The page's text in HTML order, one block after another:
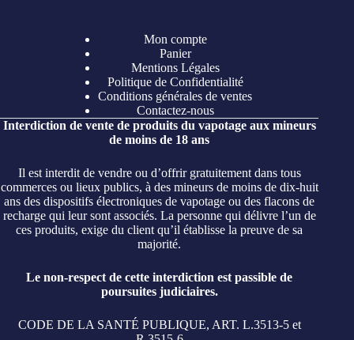
Mon compte
Panier
Mentions Légales
Politique de Confidentialité
Conditions générales de ventes
Contactez-nous
Interdiction de vente de produits du vapotage aux mineurs
de moins de 18 ans
Il est interdit de vendre ou d’offrir gratuitement dans tous
commerces ou lieux publics, à des mineurs de moins de dix-huit
ans des dispositifs électroniques de vapotage ou des flacons de
recharge qui leur sont associés. La personne qui délivre l’un de
ces produits, exige du client qu’il établisse la preuve de sa
majorité.
Le non-respect de cette interdiction est passible de
poursuites judiciaires.
CODE DE LA SANTÉ PUBLIQUE, ART. L.3513-5 et